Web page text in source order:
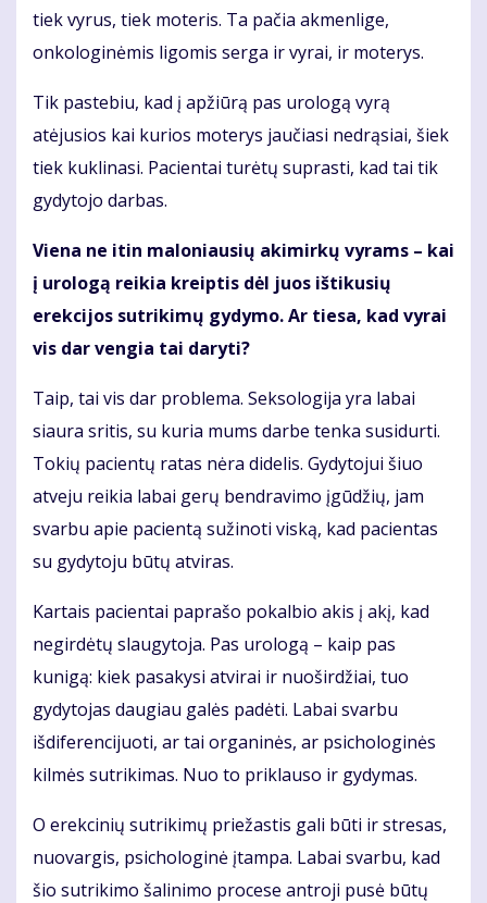
tiek vyrus, tiek moteris. Ta pačia akmenlige,
onkologinėmis ligomis serga ir vyrai, ir moterys.
Tik pastebiu, kad į apžiūrą pas urologą vyrą
atėjusios kai kurios moterys jaučiasi nedrąsiai, šiek
tiek kuklinasi. Pacientai turėtų suprasti, kad tai tik
gydytojo darbas.
Viena ne itin maloniausių akimirkų vyrams – kai
į urologą reikia kreiptis dėl juos ištikusių
erekcijos sutrikimų gydymo. Ar tiesa, kad vyrai
vis dar vengia tai daryti?
Taip, tai vis dar problema. Seksologija yra labai
siaura sritis, su kuria mums darbe tenka susidurti.
Tokių pacientų ratas nėra didelis. Gydytojui šiuo
atveju reikia labai gerų bendravimo įgūdžių, jam
svarbu apie pacientą sužinoti viską, kad pacientas
su gydytoju būtų atviras.
Kartais pacientai paprašo pokalbio akis į akį, kad
negirdėtų slaugytoja. Pas urologą – kaip pas
kunigą: kiek pasakysi atvirai ir nuoširdžiai, tuo
gydytojas daugiau galės padėti. Labai svarbu
išdiferencijuoti, ar tai organinės, ar psichologinės
kilmės sutrikimas. Nuo to priklauso ir gydymas.
O erekcinių sutrikimų priežastis gali būti ir stresas,
nuovargis, psichologinė įtampa. Labai svarbu, kad
šio sutrikimo šalinimo procese antroji pusė būtų